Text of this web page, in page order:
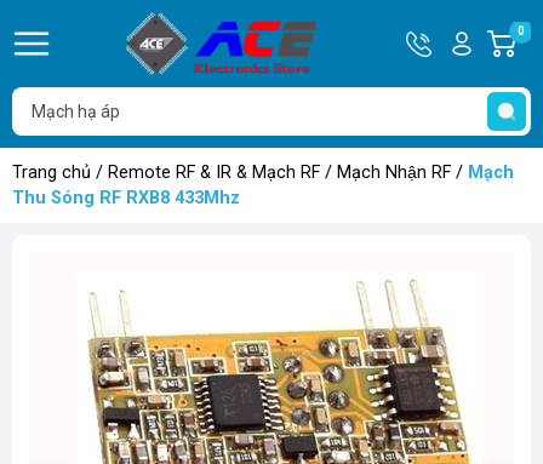
Hotline
0932
762514
Tài
khoản
Hello,
Khách
0
Trang chủ / Remote RF & IR & Mạch RF / Mạch Nhận RF / Mạch
Thu Sóng RF RXB8 433Mhz